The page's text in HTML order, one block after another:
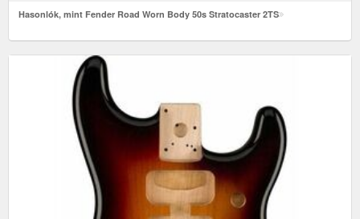
Hasonlók, mint Fender Road Worn Body 50s Stratocaster 2TS